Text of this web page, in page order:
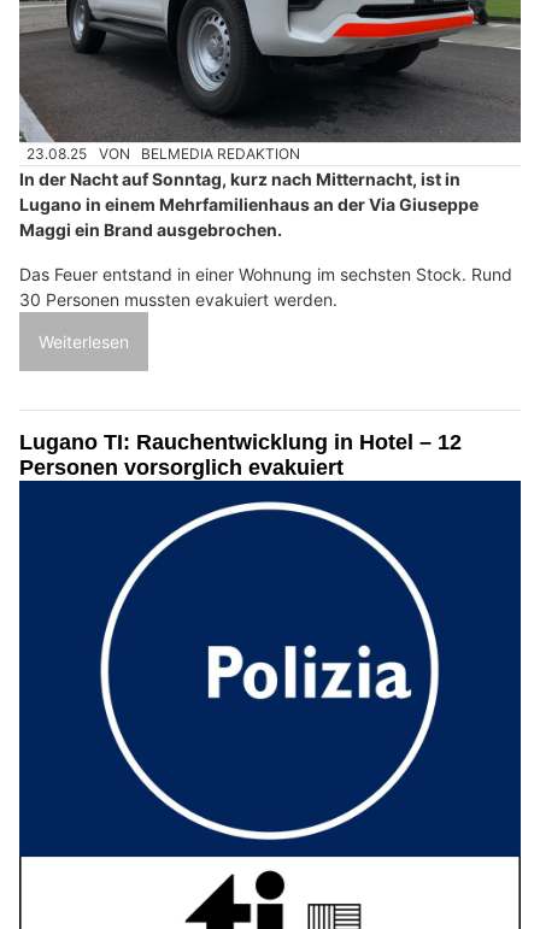
23.08.25 VON BELMEDIA REDAKTION
In der Nacht auf Sonntag, kurz nach Mitternacht, ist in
Lugano in einem Mehrfamilienhaus an der Via Giuseppe
Maggi ein Brand ausgebrochen.
Das Feuer entstand in einer Wohnung im sechsten Stock. Rund
30 Personen mussten evakuiert werden.
Weiterlesen
Lugano TI: Rauchentwicklung in Hotel – 12
Personen vorsorglich evakuiert